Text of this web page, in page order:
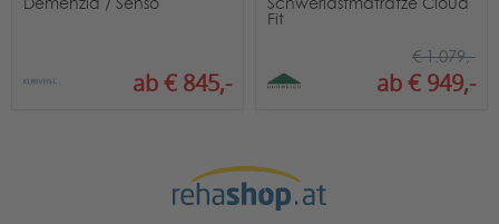
ab € 845,-
Fit
ab € 949,-
€ 1.079,-